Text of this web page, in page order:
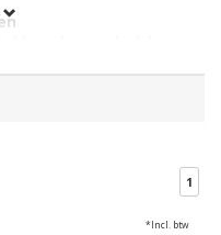
komt. Kunststof
leuke kleuren. Houten
in de vorm van een
1
*Incl. btw